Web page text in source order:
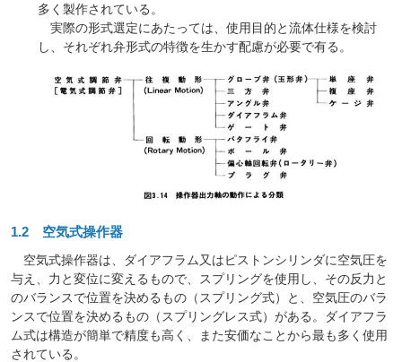
多く製作されている。
実際の形式選定にあたっては、使用目的と流体仕様を検討
し、それぞれ弁形式の特徴を生かす配慮が必要で有る。
1.2 空気式操作器
空気式操作器は、ダイアフラム又はピストンシリンダに空気圧を
与え、力と変位に変えるもので、スプリングを使用し、その反力と
のバランスで位置を決めるもの（スプリング式）と、空気圧のバラ
ンスで位置を決めるもの（スプリングレス式）がある。ダイアフラ
ム式は構造が簡単で精度も高く、また安価なことから最も多く使用
されている。